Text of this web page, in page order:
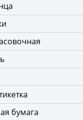
бумага